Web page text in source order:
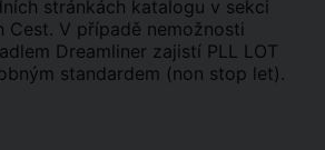
stránkách katalogu v sekci
Cest. V případě nemožnosti
Dreamliner zajistí PLL LOT
standardem (non stop let).